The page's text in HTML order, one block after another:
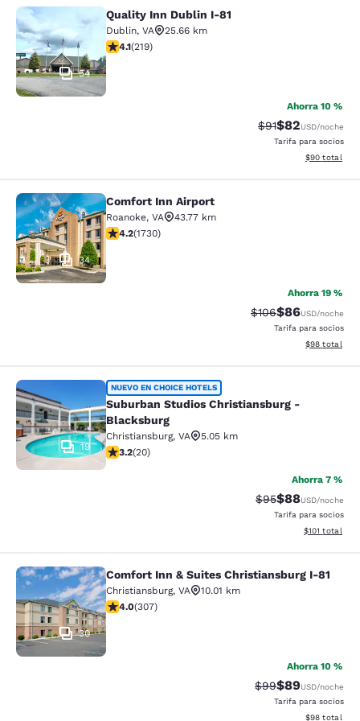
Quality Inn Dublin I-81
54
Quality Inn Dublin I-81
Dublin, VA
25.66 km
calificación de 4.08 estrellas. Muy bueno. 219 reseñas
4.1(219)
Ahorra 10 %
Precio tachado:
$91Precio con
$82USD/noche
Tarifa para socios
Ver detalles
$90 total
Comfort Inn Airport
34
Comfort Inn Airport
Roanoke, VA
43.77 km
calificación de 4.24 estrellas. Excelente. 1730 reseñas
4.2(1730)
Ahorra 19 %
Precio tachado:
$106Precio con
$86USD/noche
Tarifa para socios
Ver detalles
$98 total
Suburban Studios Christiansburg -
19
NUEVO EN CHOICE HOTELS
Suburban Studios Christiansburg -
Blacksburg
Christiansburg, VA
5.05 km
calificación de 3.2 estrellas. Bueno. 20 reseñas
3.2(20)
Ahorra 7 %
Precio tachado:
$95Precio con
$88USD/noche
Tarifa para socios
Ver detalles
$101 total
Comfort Inn & Suites
30
Comfort Inn & Suites Christiansburg I-81
Christiansburg, VA
10.01 km
calificación de 3.99 estrellas. Bueno. 307 reseñas
4.0(307)
Ahorra 10 %
Precio tachado:
$99Precio con
$89USD/noche
Tarifa para socios
Ver detalles
$98 total